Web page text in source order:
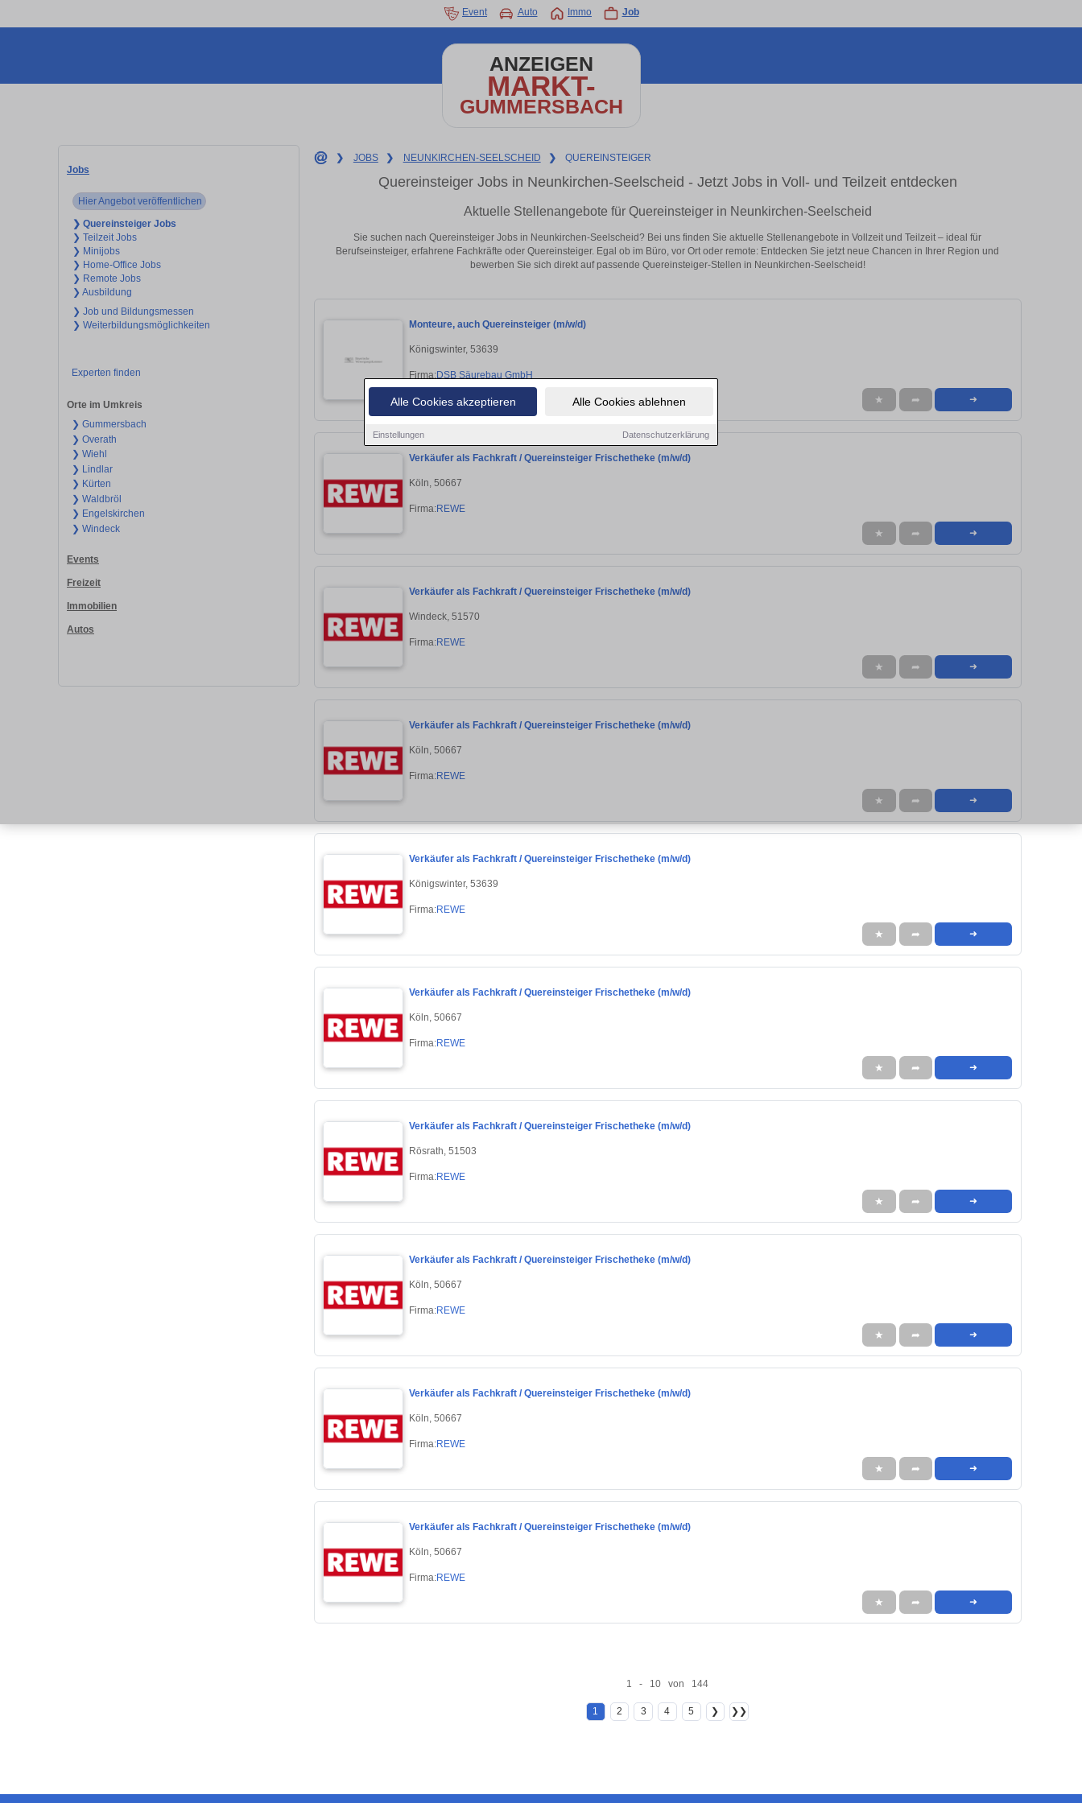
Alle Cookies akzeptieren Alle Cookies ablehnen
Einstellungen Datenschutzerklärung
Event Auto Immo Job
ANZEIGEN
MARKT-
GUMMERSBACH
Jobs
Hier Angebot veröffentlichen
❯ Quereinsteiger Jobs
❯ Teilzeit Jobs
❯ Minijobs
❯ Home-Office Jobs
❯ Remote Jobs
❯ Ausbildung
❯ Job und Bildungsmessen
❯ Weiterbildungsmöglichkeiten
Experten finden
Orte im Umkreis
❯ Gummersbach
❯ Overath
❯ Wiehl
❯ Lindlar
❯ Kürten
❯ Waldbröl
❯ Engelskirchen
❯ Windeck
Events
Freizeit
Immobilien
Autos
❯ JOBS ❯ NEUNKIRCHEN-SEELSCHEID ❯ QUEREINSTEIGER
Quereinsteiger Jobs in Neunkirchen-Seelscheid - Jetzt Jobs in Voll- und Teilzeit entdecken
Aktuelle Stellenangebote für Quereinsteiger in Neunkirchen-Seelscheid
Sie suchen nach Quereinsteiger Jobs in Neunkirchen-Seelscheid? Bei uns finden Sie aktuelle Stellenangebote in Vollzeit und Teilzeit – ideal für
Berufseinsteiger, erfahrene Fachkräfte oder Quereinsteiger. Egal ob im Büro, vor Ort oder remote: Entdecken Sie jetzt neue Chancen in Ihrer Region und
bewerben Sie sich direkt auf passende Quereinsteiger-Stellen in Neunkirchen-Seelscheid!
Monteure, auch Quereinsteiger (m/w/d)
Königswinter, 53639
Firma:DSB Säurebau GmbH
★ ➦ ➜
Verkäufer als Fachkraft / Quereinsteiger Frischetheke (m/w/d)
Köln, 50667
Firma:REWE
★ ➦ ➜
Verkäufer als Fachkraft / Quereinsteiger Frischetheke (m/w/d)
Windeck, 51570
Firma:REWE
★ ➦ ➜
Verkäufer als Fachkraft / Quereinsteiger Frischetheke (m/w/d)
Köln, 50667
Firma:REWE
★ ➦ ➜
Verkäufer als Fachkraft / Quereinsteiger Frischetheke (m/w/d)
Königswinter, 53639
Firma:REWE
★ ➦ ➜
Verkäufer als Fachkraft / Quereinsteiger Frischetheke (m/w/d)
Köln, 50667
Firma:REWE
★ ➦ ➜
Verkäufer als Fachkraft / Quereinsteiger Frischetheke (m/w/d)
Rösrath, 51503
Firma:REWE
★ ➦ ➜
Verkäufer als Fachkraft / Quereinsteiger Frischetheke (m/w/d)
Köln, 50667
Firma:REWE
★ ➦ ➜
Verkäufer als Fachkraft / Quereinsteiger Frischetheke (m/w/d)
Köln, 50667
Firma:REWE
★ ➦ ➜
Verkäufer als Fachkraft / Quereinsteiger Frischetheke (m/w/d)
Köln, 50667
Firma:REWE
★ ➦ ➜
1 - 10 von 144
1 2 3 4 5 ❯ ❯❯